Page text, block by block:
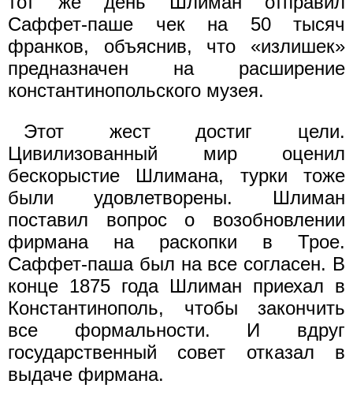
Саффет-паше чек на 50 тысяч
франков, объяснив, что «излишек»
предназначен на расширение
константинопольского музея.
Этот жест достиг цели.
Цивилизованный мир оценил
бескорыстие Шлимана, турки тоже
были удовлетворены. Шлиман
поставил вопрос о возобновлении
фирмана на раскопки в Трое.
Саффет-паша был на все согласен. В
конце 1875 года Шлиман приехал в
Константинополь, чтобы закончить
все формальности. И вдруг
государственный совет отказал в
выдаче фирмана.